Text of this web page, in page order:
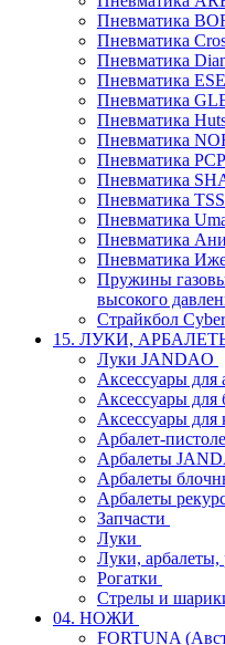
Пневматика
Пневматика
Пневматика
Пневматика
Пневматика
Пневматика
Пневматика
Пневматика
Пневматика
Пневматика
Пневматика
Пневматика
Пневматика
Пружины
высокого
Страйкбол
15. ЛУКИ,
Луки JANDAO
Аксессуары для
Аксессуары для
Аксессуары для
Арбалет-
Арбалеты
Арбалеты
Арбалеты
Запчасти
Луки
Луки, арбалеты,
Рогатки
Стрелы и
04. НОЖИ
FORTUNA